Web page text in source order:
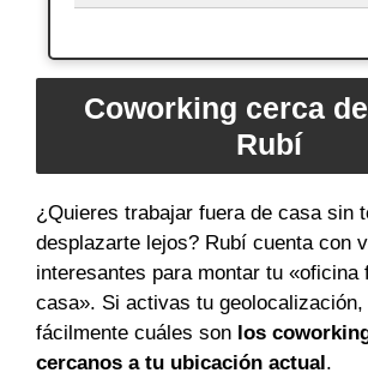
Coworking cerca
Rubí
¿Quieres trabajar fuera de casa sin
desplazarte lejos? Rubí cuenta con
interesantes para montar tu «oficina
casa». Si activas tu
fácilmente cuáles son los
cercanos a tu ubicación actual.